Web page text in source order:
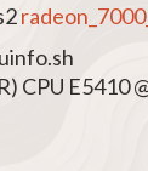
CPU E5410